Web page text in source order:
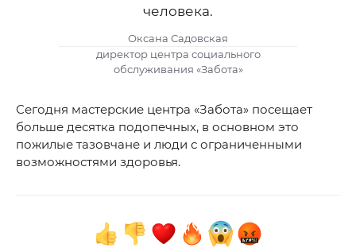
человека.
Оксана Садовская
директор центра социального
обслуживания «Забота»
Сегодня мастерские центра «Забота» посещает
больше десятка подопечных, в основном это
пожилые тазовчане и люди с ограниченными
возможностями здоровья.